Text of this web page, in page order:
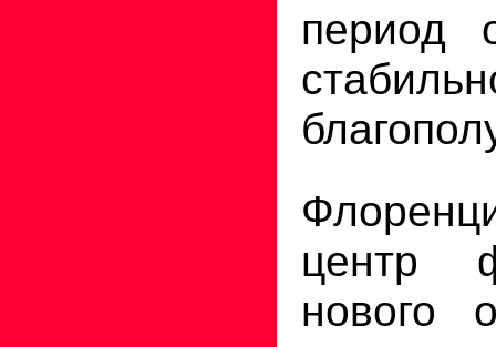
период
центр
нового